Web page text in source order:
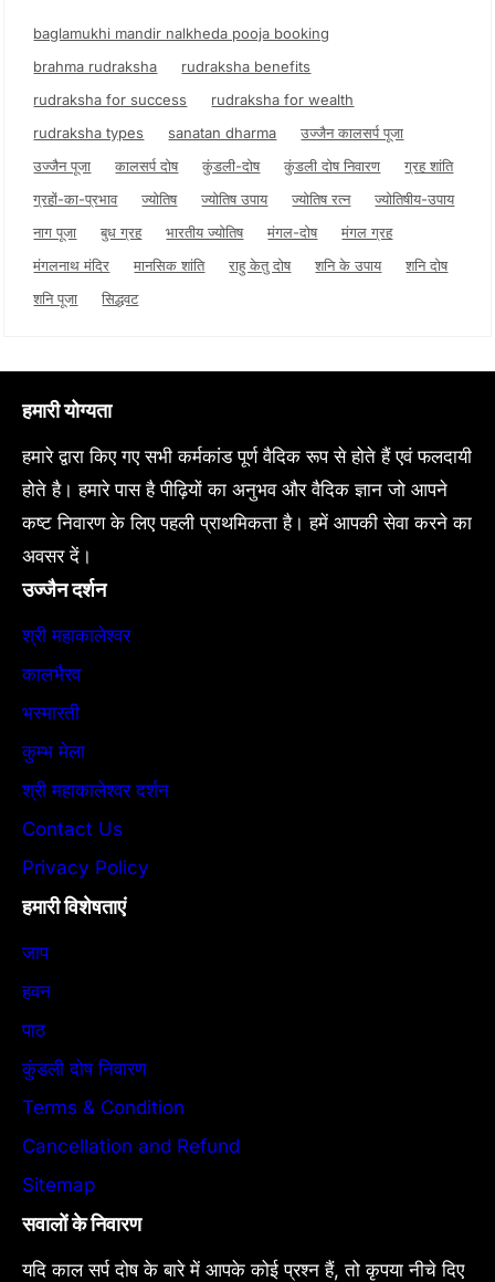
baglamukhi mandir nalkheda pooja booking
brahma rudraksha
rudraksha benefits
rudraksha for success
rudraksha for wealth
rudraksha types
sanatan dharma
उज्जैन कालसर्प पूजा
उज्जैन पूजा
कालसर्प दोष कुंडली-दोष कुंडली दोष निवारण
ग्रह शांति
ग्रहों-का-प्रभाव
ज्योतिष ज्योतिष उपाय ज्योतिष रत्न
ज्योतिषीय-उपाय
नाग पूजा
बुध ग्रह भारतीय ज्योतिष मंगल-दोष
मंगल ग्रह
मंगलनाथ मंदिर
मानसिक शांति राहु केतु दोष शनि के उपाय
शनि दोष
शनि पूजा
सिद्धवट
हमारी योग्यता
हमारे द्वारा किए गए सभी कर्मकांड पूर्ण वैदिक रूप से होते हैं एवं फलदायी
होते है। हमारे पास है पीढ़ियों का अनुभव और वैदिक ज्ञान जो आपने
कष्ट निवारण के लिए पहली प्राथमिकता है। हमें आपकी सेवा करने का
अवसर दें।
उज्जैन दर्शन
श्री महाकालेश्वर
कालभैरव
भस्मारती
कुम्भ मेला
श्री महाकालेश्वर दर्शन
Contact Us
Privacy Policy
हमारी विशेषताएं
जाप
हवन
पाठ
कुंडली दोष निवारण
Terms & Condition
Cancellation and Refund
Sitemap
सवालों के निवारण
यदि काल सर्प दोष के बारे में आपके कोई प्रश्न हैं, तो कृपया नीचे दिए